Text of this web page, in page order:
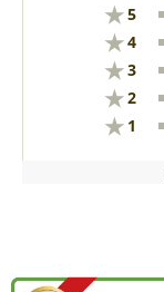
★5
★4
★3
★2
★ 1